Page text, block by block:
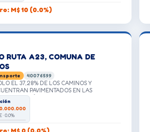
M$ 10 (0.0%)
RUTA A23, COMUNA DE
40076599
EL 37,28% DE LOS CAMINOS Y
PAVIMENTADOS EN LAS
LA REGIÓN, SIENDO EL MENOR NIVEL EL
DE GENERAL LAGOS.
· 0.0%
M$ 0 (0.0%)